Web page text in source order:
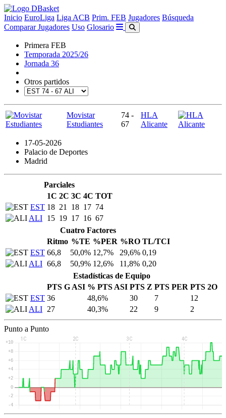
Inicio EuroLiga Liga ACB Prim. FEB Jugadores Búsqueda
Comparar Jugadores Uso Glosario
Primera FEB
Temporada 2025/26
Jornada 36
Otros partidos
Movistar
Estudiantes
74 -
67
HLA
Alicante
17-05-2026
Palacio de Deportes
Madrid
Parciales
1C 2C 3C 4C TOT
EST 18 21 18 17 74
ALI 15 19 17 16 67
Cuatro Factores
Ritmo %TE %PER %RO TL/TCI
EST 66,8 50,0% 12,7% 29,6% 0,19
ALI 66,8 50,9% 12,6% 11,8% 0,20
Estadísticas de Equipo
PTS G ASI % PTS ASI PTS Z PTS PER PTS 2O
EST 36 48,6% 30 7
12
ALI 27 40,3% 22 9 2
Punto a Punto